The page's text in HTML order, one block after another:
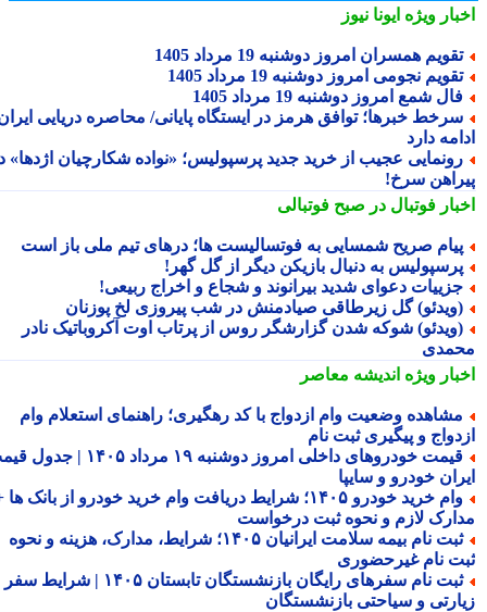
ویژهایونا نیوز
همسران امروز دوشنبه 19 مرداد 1405
نجومی امروز دوشنبه 19 مرداد 1405
شمع امروز دوشنبه 19 مرداد 1405
خبرها؛ توافق هرمز در ایستگاه پایانی/ محاصره دریایی ایران
دارد
عجیب از خرید جدید پرسپولیس؛ «نواده شکارچیان اژدها» در
سرخ!
فوتبال در صبح فوتبالی
صریح شمسایی به فوتسالیست ها؛ درهای تیم ملی باز است
به دنبال بازیکن دیگر از گل گهر!
دعوای شدید بیرانوند و شجاع و اخراج ربیعی!
گل زیرطاقی صیادمنش در شب پیروزی لخ پوزنان
شوکه شدن گزارشگر روس از پرتاب اوت آکروباتیک نادر
ویژهاندیشه معاصر
وضعیت وام ازدواج با کد رهگیری؛ راهنمای استعلام وام
و پیگیری ثبت نام
قیمت خودروهای داخلی امروز دوشنبه ۱۹ مرداد ۱۴۰۵ | جدول قیمت
خودرو و سایپا
وام خرید خودرو ۱۴۰۵؛ شرایط دریافت وام خرید خودرو از بانک ها +
لازم و نحوه ثبت درخواست
ثبت نام بیمه سلامت ایرانیان ۱۴۰۵؛ شرایط، مدارک، هزینه و نحوه
نام غیرحضوری
ثبت نام سفرهای رایگان بازنشستگان تابستان ۱۴۰۵ | شرایط سفر
و سیاحتی بازنشستگان